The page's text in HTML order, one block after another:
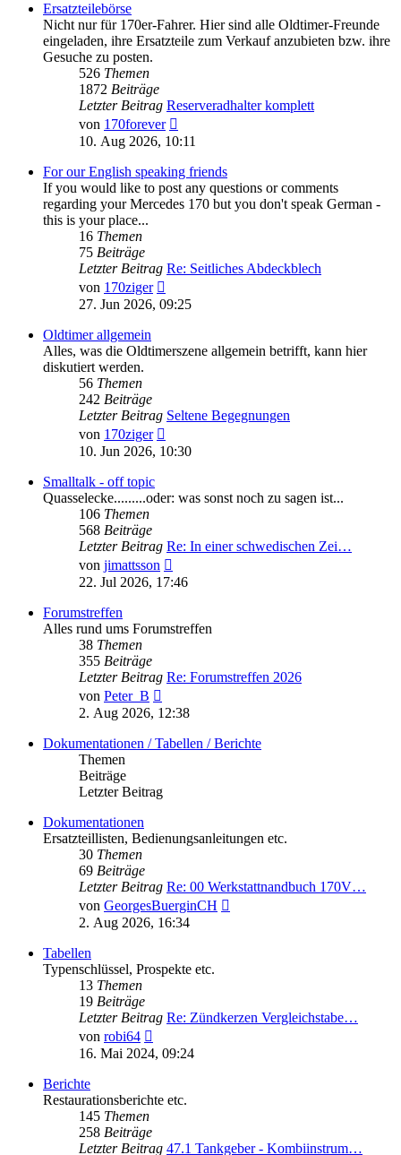
Ersatzteilebörse
Nicht nur für 170er-Fahrer. Hier sind alle Oldtimer-Freunde
eingeladen, ihre Ersatzteile zum Verkauf anzubieten bzw. ihre
Gesuche zu posten.
526 Themen
1872 Beiträge
Letzter Beitrag Reserveradhalter komplett
von 170forever
Beitrag
10. Aug 2026, 10:11
For our English speaking friends
If you would like to post any questions or comments
regarding your Mercedes 170 but you don't speak German -
this is your place...
16 Themen
75 Beiträge
Letzter Beitrag Re: Seitliches Abdeckblech
von 170ziger
Beitrag
27. Jun 2026, 09:25
Oldtimer allgemein
Alles, was die Oldtimerszene allgemein betrifft, kann hier
diskutiert werden.
56 Themen
242 Beiträge
Letzter Beitrag Seltene Begegnungen
von 170ziger
Beitrag
10. Jun 2026, 10:30
Smalltalk - off topic
Quasselecke.........oder: was sonst noch zu sagen ist...
106 Themen
568 Beiträge
Letzter Beitrag Re: In einer schwedischen Zei…
von jimattsson
Beitrag
22. Jul 2026, 17:46
Forumstreffen
Alles rund ums Forumstreffen
38 Themen
355 Beiträge
Letzter Beitrag Re: Forumstreffen 2026
von Peter_B
Beitrag
2. Aug 2026, 12:38
Dokumentationen / Tabellen / Berichte
Themen
Beiträge
Letzter Beitrag
Dokumentationen
Ersatzteillisten, Bedienungsanleitungen etc.
30 Themen
69 Beiträge
Letzter Beitrag Re: 00 Werkstattnandbuch 170V…
von GeorgesBuerginCH
2. Aug 2026, 16:34
Tabellen
Typenschlüssel, Prospekte etc.
13 Themen
19 Beiträge
Letzter Beitrag Re: Zündkerzen Vergleichstabe…
von robi64
Beitrag
16. Mai 2024, 09:24
Berichte
Restaurationsberichte etc.
145 Themen
258 Beiträge
Letzter Beitrag 47.1 Tankgeber - Kombiinstrum…